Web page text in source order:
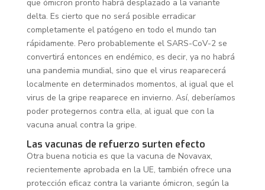
que ómicron pronto habrá desplazado a la variante
delta. Es cierto que no será posible erradicar
completamente el patógeno en todo el mundo tan
rápidamente. Pero probablemente el SARS-CoV-2 se
convertirá entonces en endémico, es decir, ya no habrá
una pandemia mundial, sino que el virus reaparecerá
localmente en determinados momentos, al igual que el
virus de la gripe reaparece en invierno. Así, deberíamos
poder protegernos contra ella, al igual que con la
vacuna anual contra la gripe.
Las vacunas de refuerzo surten efecto
Otra buena noticia es que la vacuna de Novavax,
recientemente aprobada en la UE, también ofrece una
protección eficaz contra la variante ómicron, según la